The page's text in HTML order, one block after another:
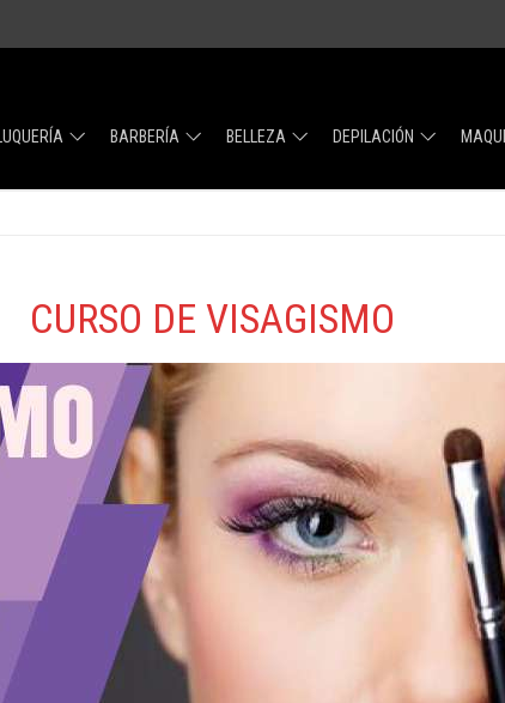
BARBERÍA BELLEZA DEPILACIÓN
CURSO DE VISAGISMO